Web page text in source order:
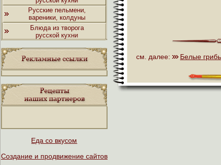
Русские пельмени,
вареники, колдуны
Блюда из творога
русской кухни
Еда со вкусом
Создание и продвижение сайтов
см. далее: Белые